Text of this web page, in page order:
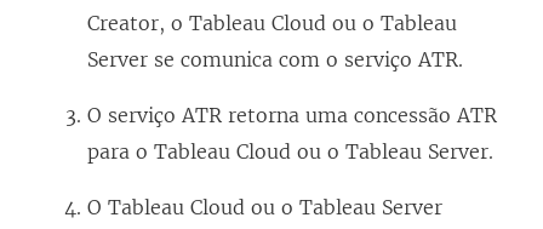
Creator, o Tableau Cloud ou o Tableau
Server se comunica com o serviço ATR.
O serviço ATR retorna uma concessão ATR
para o Tableau Cloud ou o Tableau Server.
O Tableau Cloud ou o Tableau Server